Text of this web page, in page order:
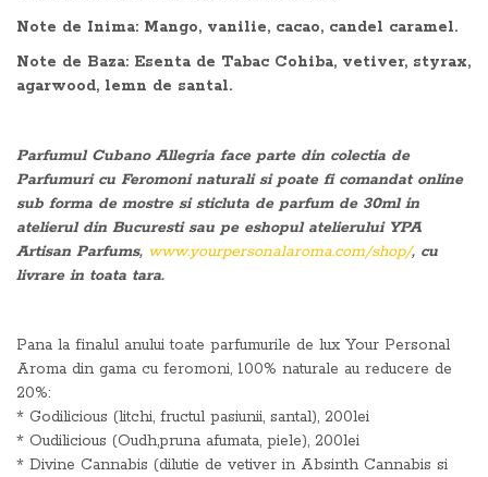
Note de Inima: Mango, vanilie, cacao, candel caramel.
Note de Baza: Esenta de Tabac Cohiba, vetiver, styrax,
agarwood, lemn de santal.
Parfumul Cubano Allegria face parte din colectia de
Parfumuri cu Feromoni naturali si poate fi comandat online
sub forma de mostre si sticluta de parfum de 30ml in
atelierul din Bucuresti sau pe eshopul atelierului YPA
Artisan Parfums, www.yourpersonalaroma.com/shop/, cu
livrare in toata tara.
Pana la finalul anului toate parfumurile de lux Your Personal
Aroma din gama cu feromoni, 100% naturale au reducere de
20%:
* Godilicious (litchi, fructul pasiunii, santal), 200lei
* Oudilicious (Oudh,pruna afumata, piele), 200lei
* Divine Cannabis (dilutie de vetiver in Absinth Cannabis si